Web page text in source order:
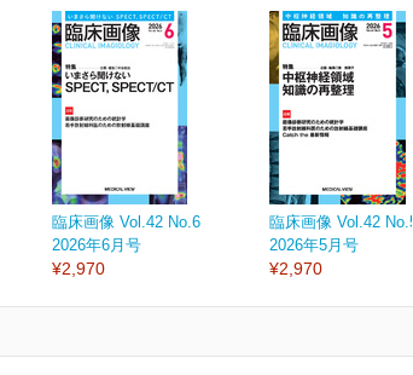
臨床画像 Vol.42 No.6
2026年6月号
¥2,970
臨床画像 Vol.42 No.5
2026年5月号
¥2,970